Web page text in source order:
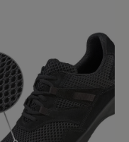
out of 5
75%